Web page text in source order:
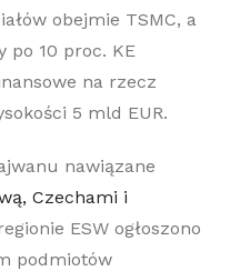
obejmie TSMC, a
po 10 proc. KE
na rzecz
5 mld EUR.
nawiązane
Czechami i
ESW ogłoszono
podmiotów